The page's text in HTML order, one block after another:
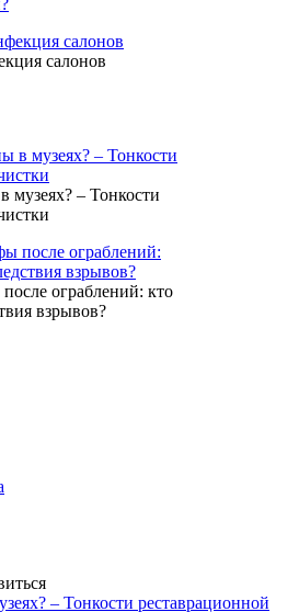
салонов
музеях? – Тонкости
ограблений: кто
взрывов?